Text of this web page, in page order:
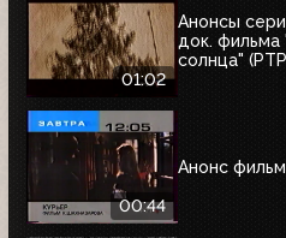
01:02
Анонсы
док. фильма
солнца"
00:44
Анонс